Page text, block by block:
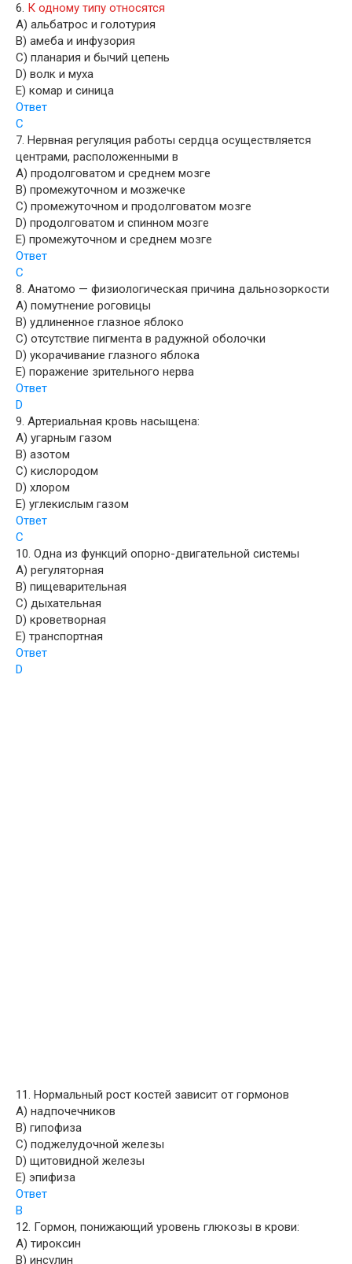
6. К одному типу относятся
A) альбатрос и голотурия
B) амеба и инфузория
C) планария и бычий цепень
D) волк и муха
E) комар и синица
Ответ
C
7. Нервная регуляция работы сердца осуществляется
центрами, расположенными в
A) продолговатом и среднем мозге
B) промежуточном и мозжечке
C) промежуточном и продолговатом мозге
D) продолговатом и спинном мозге
E) промежуточном и среднем мозге
Ответ
C
8. Анатомо — физиологическая причина дальнозоркости
A) помутнение роговицы
B) удлиненное глазное яблоко
C) отсутствие пигмента в радужной оболочки
D) укорачивание глазного яблока
E) поражение зрительного нерва
Ответ
D
9. Артериальная кровь насыщена:
A) угарным газом
B) азотом
C) кислородом
D) хлором
E) углекислым газом
Ответ
C
10. Одна из функций опорно-двигательной системы
A) регуляторная
B) пищеварительная
C) дыхательная
D) кроветворная
E) транспортная
Ответ
D
11. Нормальный рост костей зависит от гормонов
A) надпочечников
B) гипофиза
C) поджелудочной железы
D) щитовидной железы
E) эпифиза
Ответ
B
12. Гормон, понижающий уровень глюкозы в крови:
A) тироксин
B) инсулин